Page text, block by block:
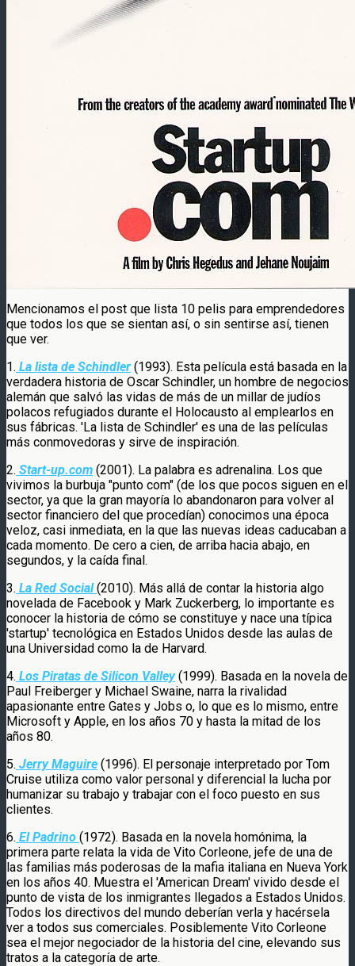
Mencionamos el post que lista 10 pelis para emprendedores
que todos los que se sientan así, o sin sentirse así, tienen
que ver.
1. La lista de Schindler (1993). Esta película está basada en la
verdadera historia de Oscar Schindler, un hombre de negocios
alemán que salvó las vidas de más de un millar de judíos
polacos refugiados durante el Holocausto al emplearlos en
sus fábricas. 'La lista de Schindler' es una de las películas
más conmovedoras y sirve de inspiración.
2. Start-up.com (2001). La palabra es adrenalina. Los que
vivimos la burbuja "punto com" (de los que pocos siguen en el
sector, ya que la gran mayoría lo abandonaron para volver al
sector financiero del que procedían) conocimos una época
veloz, casi inmediata, en la que las nuevas ideas caducaban a
cada momento. De cero a cien, de arriba hacia abajo, en
segundos, y la caída final.
3. La Red Social (2010). Más allá de contar la historia algo
novelada de Facebook y Mark Zuckerberg, lo importante es
conocer la historia de cómo se constituye y nace una típica
'startup' tecnológica en Estados Unidos desde las aulas de
una Universidad como la de Harvard.
4. Los Piratas de Silicon Valley(1999). Basada en la novela de
Paul Freiberger y Michael Swaine, narra la rivalidad
apasionante entre Gates y Jobs o, lo que es lo mismo, entre
Microsoft y Apple, en los años 70 y hasta la mitad de los
años 80.
5. Jerry Maguire (1996). El personaje interpretado por Tom
Cruise utiliza como valor personal y diferencial la lucha por
humanizar su trabajo y trabajar con el foco puesto en sus
clientes.
6. El Padrino (1972). Basada en la novela homónima, la
primera parte relata la vida de Vito Corleone, jefe de una de
las familias más poderosas de la mafia italiana en Nueva York
en los años 40. Muestra el 'American Dream' vivido desde el
punto de vista de los inmigrantes llegados a Estados Unidos.
Todos los directivos del mundo deberían verla y hacérsela
ver a todos sus comerciales. Posiblemente Vito Corleone
sea el mejor negociador de la historia del cine, elevando sus
tratos a la categoría de arte.